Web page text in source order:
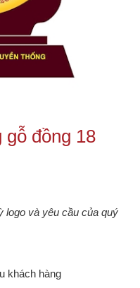
đồng 18
logo và yêu cầu của quý
khách hàng